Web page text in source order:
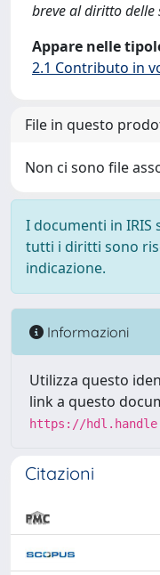
breve al diritto delle
Appare nelle
2.1 Contributo in
File in questo
Non ci sono file
I documenti in
tutti i diritti sono
indicazione.
Informazioni
Utilizza questo
link a questo
https://
Citazioni